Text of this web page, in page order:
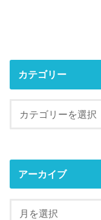
カテゴリー
アーカイブ